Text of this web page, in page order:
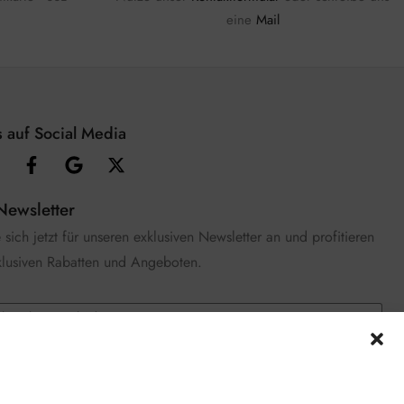
eine Mail
auf Social Media
jetzt für unseren exklusiven Newsletter an und profitieren
Rabatten und Angeboten.